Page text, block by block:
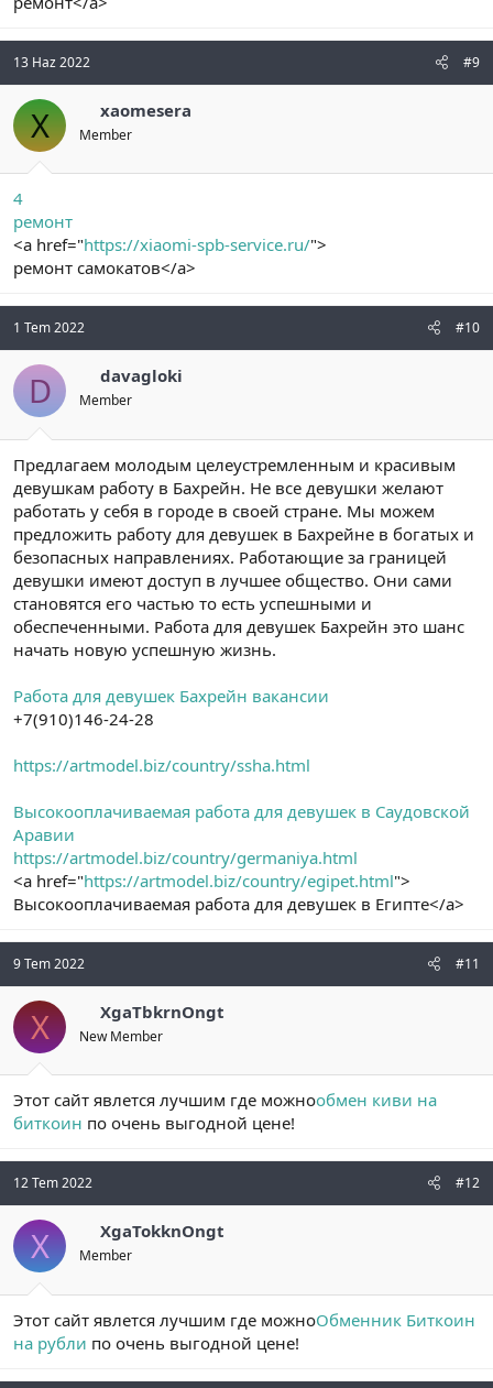
13 Haz 2022 #9
X xaomesera
Member
4
ремонт
<a href="https://xiaomi-spb-service.ru/">
ремонт самокатов</a>
1 Tem 2022 #10
D davagloki
Member
Предлагаем молодым целеустремленным и красивым
девушкам работу в Бахрейн. Не все девушки желают
работать у себя в городе в своей стране. Мы можем
предложить работу для девушек в Бахрейне в богатых и
безопасных направлениях. Работающие за границей
девушки имеют доступ в лучшее общество. Они сами
становятся его частью то есть успешными и
обеспеченными. Работа для девушек Бахрейн это шанс
начать новую успешную жизнь.
Работа для девушек Бахрейн вакансии
+7(910)146-24-28
https://artmodel.biz/country/ssha.html
Высокооплачиваемая работа для девушек в Саудовской
Аравии
https://artmodel.biz/country/germaniya.html
<a href="https://artmodel.biz/country/egipet.html">
Высокооплачиваемая работа для девушек в Египте</a>
9 Tem 2022 #11
X XgaTbkrnOngt
New Member
Этот сайт явлется лучшим где можнообмен киви на
биткоин по очень выгодной цене!
12 Tem 2022 #12
X XgaTokknOngt
Member
Этот сайт явлется лучшим где можноОбменник Биткоин
на рубли по очень выгодной цене!